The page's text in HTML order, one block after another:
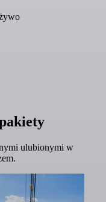
ulubionymi w